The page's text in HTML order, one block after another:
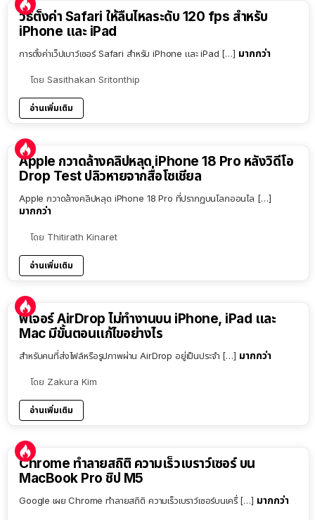
วิธีตั้งค่า Safari ให้ลื่นไหลระดับ 120 fps สำหรับ
iPhone และ iPad
การตั้งค่าเว็ปเบาว์เซอร์ Safari สำหรับ iPhone และ iPad […] มากกว่า
โดย Sasithakan Sritonthip
อ่านเพิ่มเติม
Apple กวาดล้างคลิปหลุด iPhone 18 Pro หลังวิดีโอ
Drop Test ปลิวหายจากสื่อโซเชียล
Apple กวาดล้างคลิปหลุด iPhone 18 Pro ที่ปรากฏบนโลกออนไล […]
มากกว่า
โดย Thitirath Kinaret
อ่านเพิ่มเติม
ฟีเจอร์ AirDrop ไม่ทำงานบน iPhone, iPad และ
Mac มีขั้นตอนแก้ไขอย่างไร
สำหรับคนที่ส่งไฟล์หรือรูปภาพผ่าน AirDrop อยู่เป็นประจำ […] มากกว่า
โดย Zakura Kim
อ่านเพิ่มเติม
Chrome ทำลายสถิติ ความเร็วเบราว์เซอร์ บน
MacBook Pro ชิป M5
Google เผย Chrome ทำลายสถิติ ความเร็วเบราว์เซอร์บนเครื่ […] มากกว่า